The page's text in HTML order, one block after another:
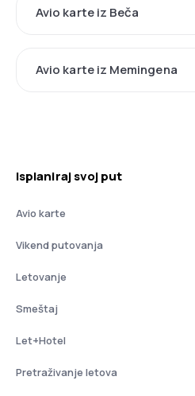
Avio karte iz Beča
Avio karte iz Memingena
Isplaniraj svoj put
Avio karte
Vikend putovanja
Letovanje
Smeštaj
Let+Hotel
Pretraživanje letova